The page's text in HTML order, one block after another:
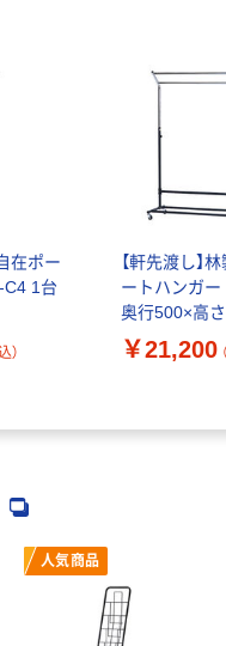
在ポー
C4 1台
）
【軒先渡し】
ートハンガ
奥行500×高
1600mm ブラ
バー 1台（直
￥21,200
人気商品